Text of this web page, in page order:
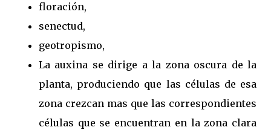
floración,
senectud,
geotropismo,
La auxina se dirige a la zona oscura de la
planta, produciendo que las células de esa
zona crezcan mas que las correspondientes
células que se encuentran en la zona clara